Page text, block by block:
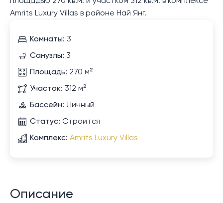
Amrits Luxury Villas в районе Най Янг.
Комнаты: 3
Санузлы: 3
Площадь: 270 м²
Участок: 312 м²
Бассейн: Личный
Статус: Строится
Комплекс: Amrits Luxury Villas
Описание